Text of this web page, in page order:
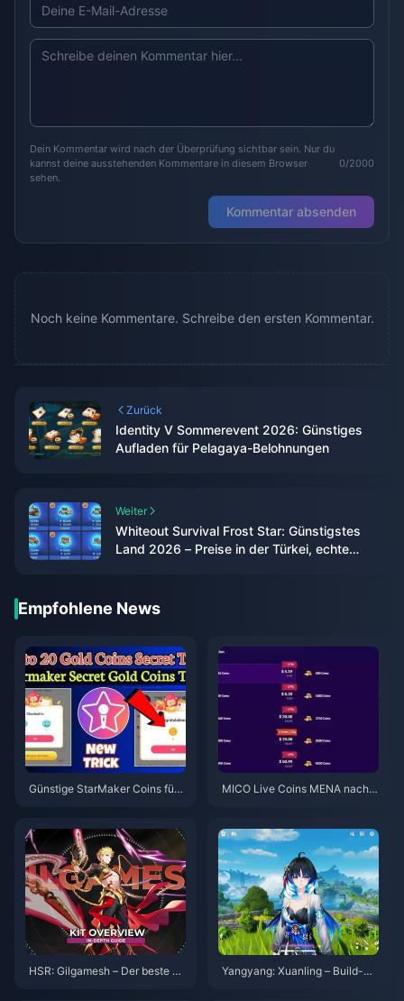
Dein Kommentar wird nach der Überprüfung sichtbar sein. Nur du
kannst deine ausstehenden Kommentare in diesem Browser
sehen.
0/2000
Kommentar absenden
Noch keine Kommentare. Schreibe den ersten Kommentar.
Zurück
Identity V Sommerevent 2026: Günstiges
Aufladen für Pelagaya-Belohnungen
Weiter
Whiteout Survival Frost Star: Günstigstes
Land 2026 – Preise in der Türkei, echte
Empfohlene News
Günstige StarMaker Coins für
MICO Live Coins MENA nach v
HSR: Gilgamesh – Der beste Bu
Yangyang: Xuanling – Build-Gu